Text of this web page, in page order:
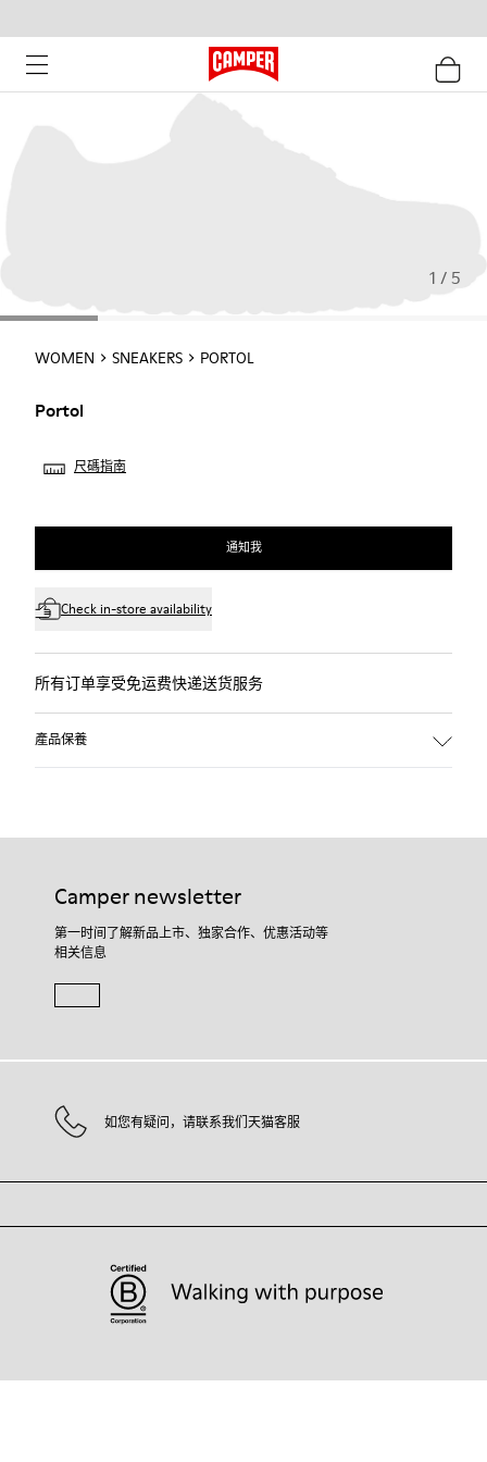
1 / 5
WOMEN SNEAKERS PORTOL
Portol
尺碼指南
通知我
Check in-store availability
所有订单享受免运费快递送货服务
產品保養
Camper newsletter
第一时间了解新品上市、独家合作、优惠活动等
相关信息
如您有疑问，请联系我们天猫客服